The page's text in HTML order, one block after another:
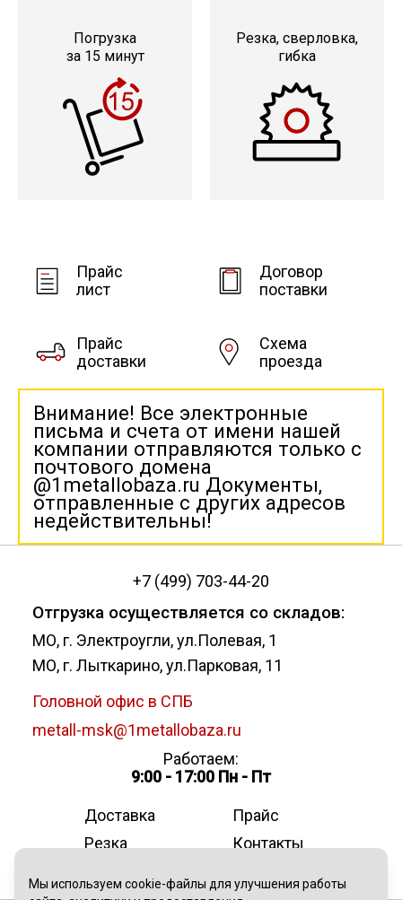
Погрузка
за 15 минут
Резка, сверловка,
гибка
Прайс
лист
Договор
поставки
Прайс
доставки
Схема
проезда
Внимание! Все электронные
письма и счета от имени нашей
компании отправляются только с
почтового домена
@1metallobaza.ru Документы,
отправленные с других адресов
недействительны!
+7 (499) 703-44-20
Отгрузка осуществляется со складов:
МО, г. Электроугли, ул.Полевая, 1
МО, г. Лыткарино, ул.Парковая, 11
Головной офис в СПБ
metall-msk@1metallobaza.ru
Работаем:
9:00 - 17:00 Пн - Пт
Доставка
Прайс
Резка
Контакты
Мы используем cookie-файлы для улучшения работы